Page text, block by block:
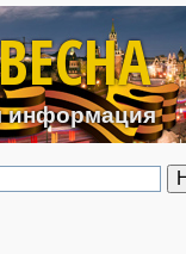
к основному
информация